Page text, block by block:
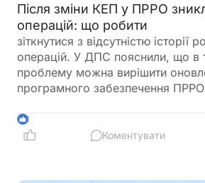
Після зміни КЕП у ПРРО
операцій: що робити
зіткнутися з відсутністю історії
операцій. У ДПС пояснили, що в
проблему можна вирішити
програмного забезпечення
повідомлення за формою J/
нового сертифіката відкритого
3
Коментувати